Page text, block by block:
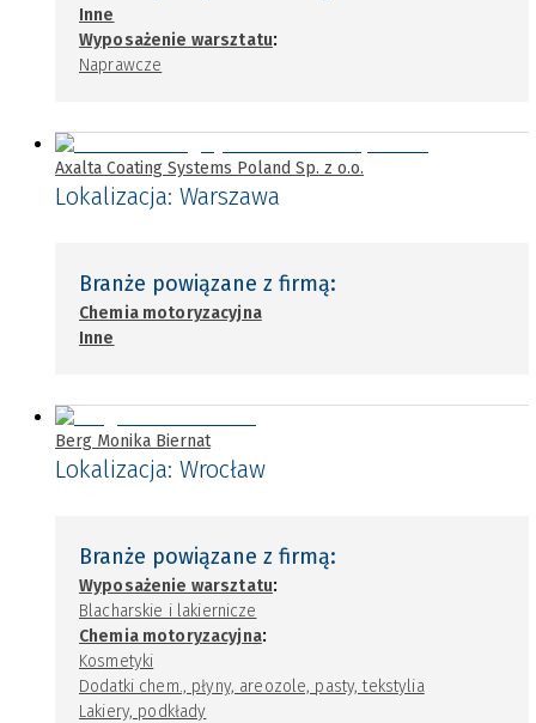
Inne
Wyposażenie warsztatu:
Naprawcze
Axalta Coating Systems Poland Sp. z o.o.
Lokalizacja: Warszawa
Branże powiązane z firmą:
Chemia motoryzacyjna
Inne
Berg Monika Biernat
Lokalizacja: Wrocław
Branże powiązane z firmą:
Wyposażenie warsztatu:
Blacharskie i lakiernicze
Chemia motoryzacyjna:
Kosmetyki
Dodatki chem., płyny, areozole, pasty, tekstylia
Lakiery, podkłady